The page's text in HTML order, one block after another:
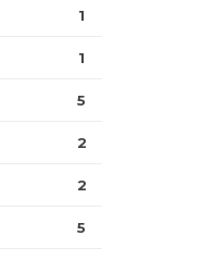
1
1
5
2
2
5